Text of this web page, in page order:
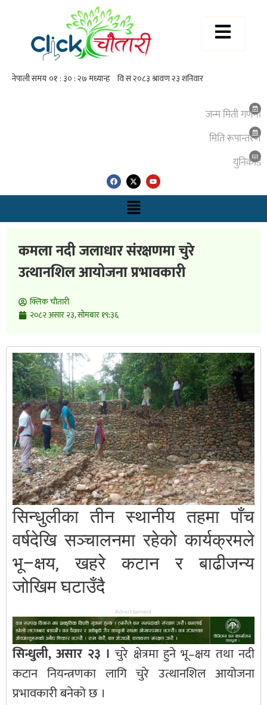
जन्म मिती गणना
मिति रूपान्तरण
युनिकाेड
कमला नदी जलाधार संरक्षणमा चुरे
उत्थानशिल आयोजना प्रभावकारी
क्लिक चाैतारी
२०८२ असार २३, सोमबार १९:३६
सिन्धुलीका तीन स्थानीय तहमा पाँच
वर्षदेखि सञ्चालनमा रहेको कार्यक्रमले
भू–क्षय, खहरे कटान र बाढीजन्य
जोखिम घटाउँदै
Advertisement
सिन्धुली, असार २३ । चुरे क्षेत्रमा हुने भू–क्षय तथा नदी
कटान नियन्त्रणका लागि चुरे उत्थानशिल आयोजना
प्रभावकारी बनेको छ ।